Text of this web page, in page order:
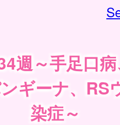
週～手足口
ギーナ、RS
染症～